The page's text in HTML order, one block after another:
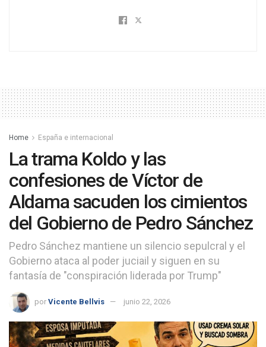
Home España e internacional
La trama Koldo y las
confesiones de Víctor de
Aldama sacuden los cimientos
del Gobierno de Pedro Sánchez
Pedro Sánchez mantiene un silencio sepulcral y el
Gobierno ataca al poder juciail y siguen en su
fantasía de "conspiración liderada por Trump"
por Vicente Bellvis junio 22, 2026